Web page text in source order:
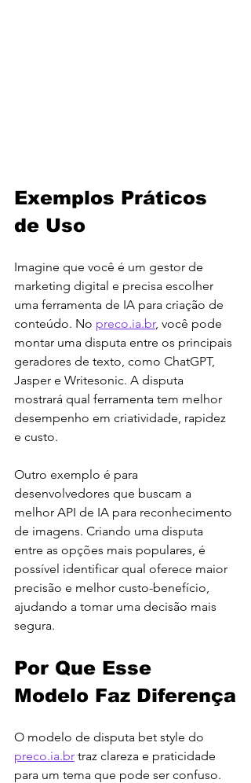
Exemplos Práticos
de Uso
Imagine que você é um gestor de
marketing digital e precisa escolher
uma ferramenta de IA para criação de
conteúdo. No preco.ia.br, você pode
montar uma disputa entre os principais
geradores de texto, como ChatGPT,
Jasper e Writesonic. A disputa
mostrará qual ferramenta tem melhor
desempenho em criatividade, rapidez
e custo.
Outro exemplo é para
desenvolvedores que buscam a
melhor API de IA para reconhecimento
de imagens. Criando uma disputa
entre as opções mais populares, é
possível identificar qual oferece maior
precisão e melhor custo-benefício,
ajudando a tomar uma decisão mais
segura.
Por Que Esse
Modelo Faz Diferença
O modelo de disputa bet style do
preco.ia.br traz clareza e praticidade
para um tema que pode ser confuso.